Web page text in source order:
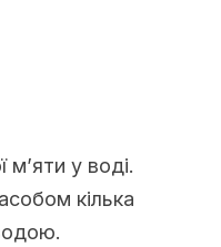
м’яти у воді.
кілька